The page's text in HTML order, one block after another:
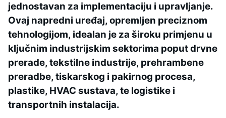
jednostavan za implementaciju i upravljanje.
Ovaj napredni uređaj, opremljen preciznom
tehnologijom, idealan je za široku primjenu u
ključnim industrijskim sektorima poput drvne
prerade, tekstilne industrije, prehrambene
preradbe, tiskarskog i pakirnog procesa,
plastike, HVAC sustava, te logistike i
transportnih instalacija.